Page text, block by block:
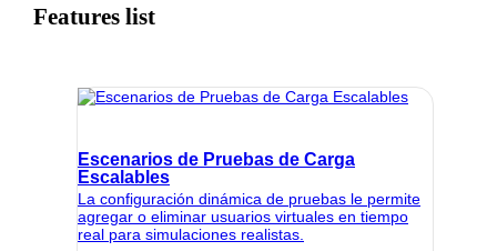
Features list
Escenarios de Pruebas de Carga
Escalables
La configuración dinámica de pruebas le permite
agregar o eliminar usuarios virtuales en tiempo
real para simulaciones realistas.